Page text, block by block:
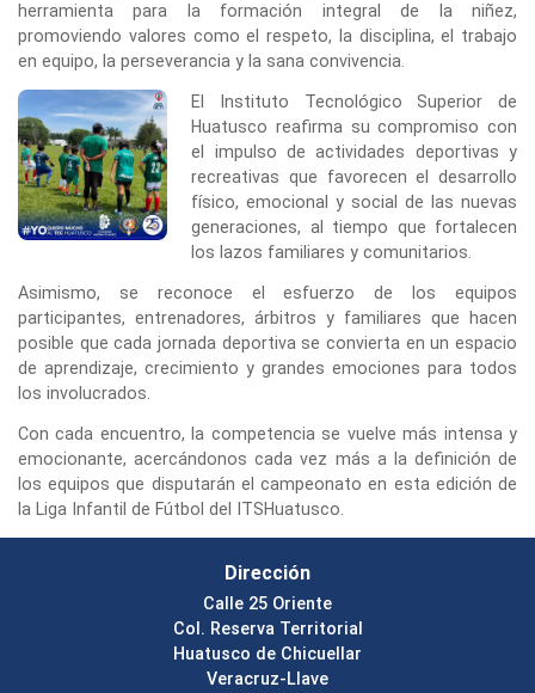
herramienta para la formación integral de la niñez,
promoviendo valores como el respeto, la disciplina, el trabajo
en equipo, la perseverancia y la sana convivencia.
El Instituto Tecnológico Superior de
Huatusco reafirma su compromiso con
el impulso de actividades deportivas y
recreativas que favorecen el desarrollo
físico, emocional y social de las nuevas
generaciones, al tiempo que fortalecen
los lazos familiares y comunitarios.
Asimismo, se reconoce el esfuerzo de los equipos
participantes, entrenadores, árbitros y familiares que hacen
posible que cada jornada deportiva se convierta en un espacio
de aprendizaje, crecimiento y grandes emociones para todos
los involucrados.
Con cada encuentro, la competencia se vuelve más intensa y
emocionante, acercándonos cada vez más a la definición de
los equipos que disputarán el campeonato en esta edición de
la Liga Infantil de Fútbol del ITSHuatusco.
Dirección
Calle 25 Oriente
Col. Reserva Territorial
Huatusco de Chicuellar
Veracruz-Llave